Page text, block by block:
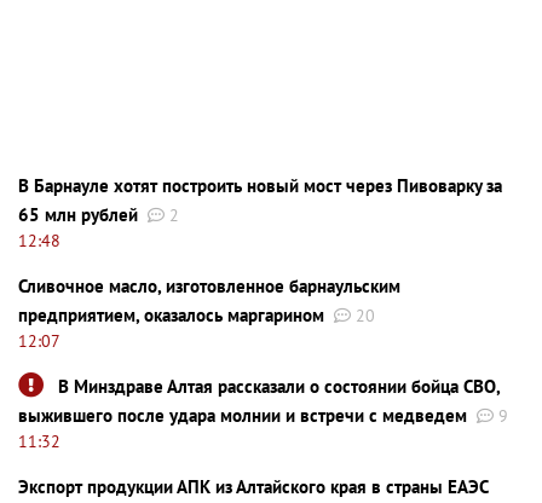
В Барнауле хотят построить новый мост через Пивоварку за
65 млн рублей
2
12:48
Сливочное масло, изготовленное барнаульским
предприятием, оказалось маргарином
20
12:07
В Минздраве Алтая рассказали о состоянии бойца СВО,
выжившего после удара молнии и встречи с медведем
9
11:32
Экспорт продукции АПК из Алтайского края в страны ЕАЭС